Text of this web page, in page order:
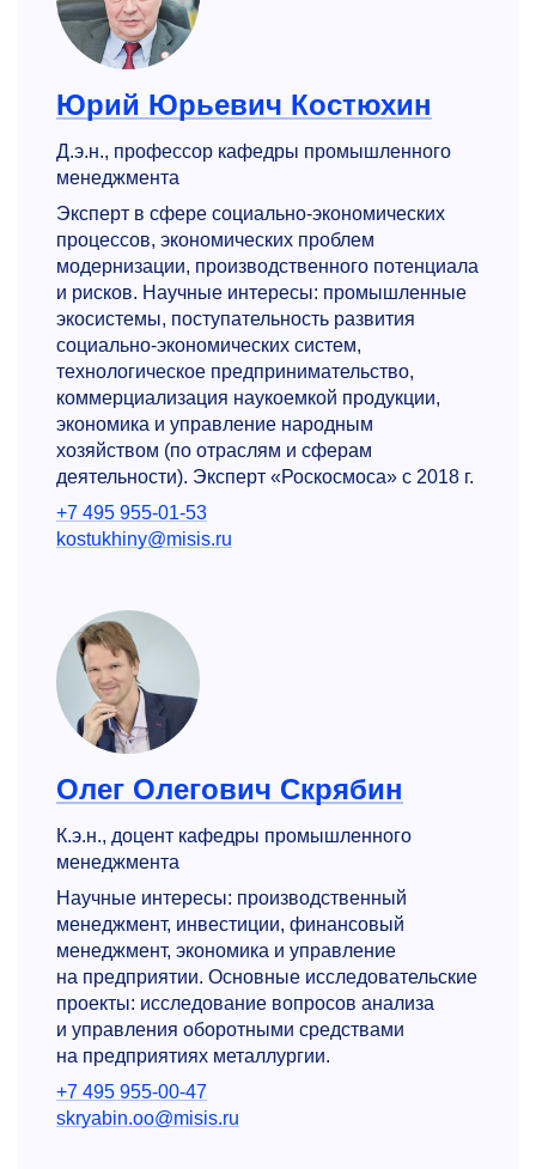
Юрий Юрьевич Костюхин
Д.э.н., профессор кафедры промышленного
менеджмента
Эксперт в сфере социально-экономических
процессов, экономических проблем
модернизации, производственного потенциала
и рисков. Научные интересы: промышленные
экосистемы, поступательность развития
социально-экономических систем,
технологическое предпринимательство,
коммерциализация наукоемкой продукции,
экономика и управление народным
хозяйством (по отраслям и сферам
деятельности). Эксперт «Роскосмоса» с 2018 г.
+7 495 955-01-53
kostukhiny@misis.ru
Олег Олегович Скрябин
К.э.н., доцент кафедры промышленного
менеджмента
Научные интересы: производственный
менеджмент, инвестиции, финансовый
менеджмент, экономика и управление
на предприятии. Основные исследовательские
проекты: исследование вопросов анализа
и управления оборотными средствами
на предприятиях металлургии.
+7 495 955-00-47
skryabin.oo@misis.ru